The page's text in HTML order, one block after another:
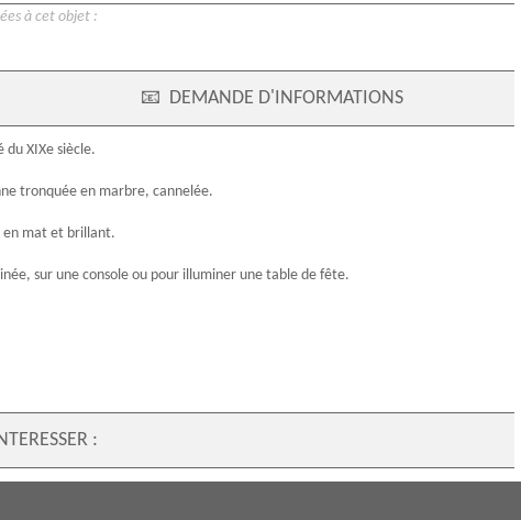
à cet objet :
📧 DEMANDE D'INFORMATIONS
du XIXe siècle.
tronquée en marbre, cannelée.
en mat et brillant.
sur une console ou pour illuminer une table de fête.
: